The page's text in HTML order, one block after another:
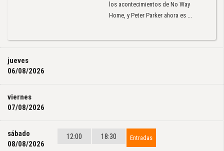
los acontecimientos de No Way
Home, y Peter Parker ahora es ...
jueves
06/08/2026
viernes
07/08/2026
sábado
08/08/2026
12:00 18:30 Entradas